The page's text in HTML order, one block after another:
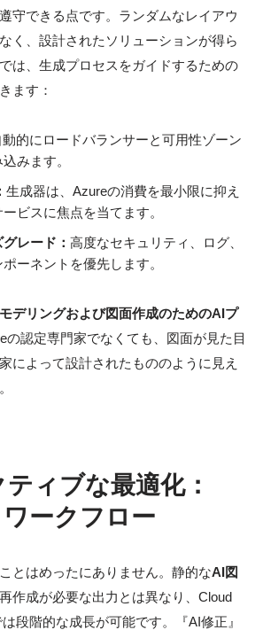
守できる点です。ランダムなレイアウ
く、設計されたソリューションが得ら
は、生成プロセスをガイドするための
ます：
的にロードバランサーと可用性ゾーン
みます。
生成器は、Azureの消費を最小限に抑え
ビスに焦点を当てます。
レード： 高度なセキュリティ、ログ、
ーネントを優先します。
デリングおよび図面作成のためのAIプ
の認定専門家でなくても、図面が見た目
によって設計されたもののように見え
ィブな最適化：
ワークフロー
とはめったにありません。静的なAI図
作成が必要な出力とは異なり、Cloud
段階的な成長が可能です。『AI修正』